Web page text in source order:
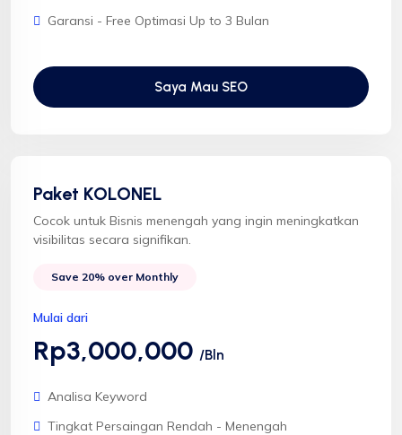
Garansi - Free Optimasi Up to 3 Bulan
Saya Mau SEO
Paket KOLONEL
Cocok untuk Bisnis menengah yang ingin meningkatkan
visibilitas secara signifikan.
Save 20% over Monthly
Mulai dari
Rp3,000,000 /Bln
Analisa Keyword
Tingkat Persaingan Rendah - Menengah